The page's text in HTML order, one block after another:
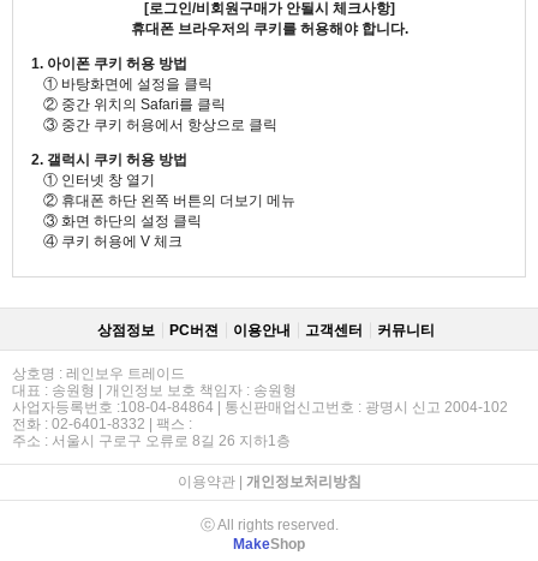
[로그인/비회원구매가 안될시 체크사항]
휴대폰 브라우저의 쿠키를 허용해야 합니다.
1. 아이폰 쿠키 허용 방법
① 바탕화면에 설정을 클릭
② 중간 위치의 Safari를 클릭
③ 중간 쿠키 허용에서 항상으로 클릭
2. 갤럭시 쿠키 허용 방법
① 인터넷 창 열기
② 휴대폰 하단 왼쪽 버튼의 더보기 메뉴
③ 화면 하단의 설정 클릭
④ 쿠키 허용에 V 체크
상점정보 PC버젼 이용안내 고객센터 커뮤니티
상호명 : 레인보우 트레이드
대표 : 송원형 | 개인정보 보호 책임자 : 송원형
사업자등록번호 :108-04-84864 | 통신판매업신고번호 : 광명시 신고 2004-102
전화 : 02-6401-8332 | 팩스 :
주소 : 서울시 구로구 오류로 8길 26 지하1층
이용약관| 개인정보처리방침
ⓒ All rights reserved.
MakeShop